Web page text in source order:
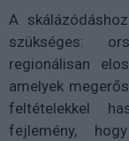
A
szükséges:
regionálisan
amelyek
feltételekkel
fejlemény,